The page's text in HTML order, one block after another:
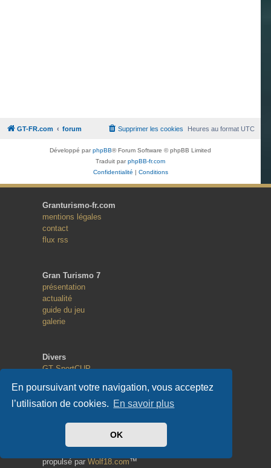
En poursuivant votre navigation, vous acceptez
l’utilisation de cookies. En savoir plus
OK
GT-FR.com forum Heures au formatUTC
Supprimer les cookies
Développé parphpBB® Forum Software © phpBB Limited
Traduit parphpBB-fr.com
Confidentialité
Conditions
Granturismo-fr.com
mentions légales
contact
flux rss
Gran Turismo 7
présentation
actualité
guide du jeu
galerie
Divers
GT SportCUP
Random Race
Copyright
propulsé par Wolf18.com™